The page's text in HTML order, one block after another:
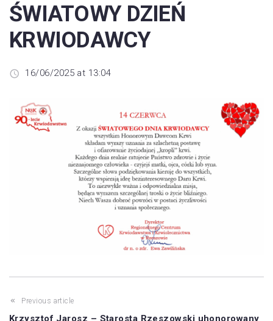
ŚWIATOWY DZIEŃ
KRWIODAWCY
16/06/2025 at 13:04
Previous article
Krzysztof Jarosz – Starosta Rzeszowski uhonorowany